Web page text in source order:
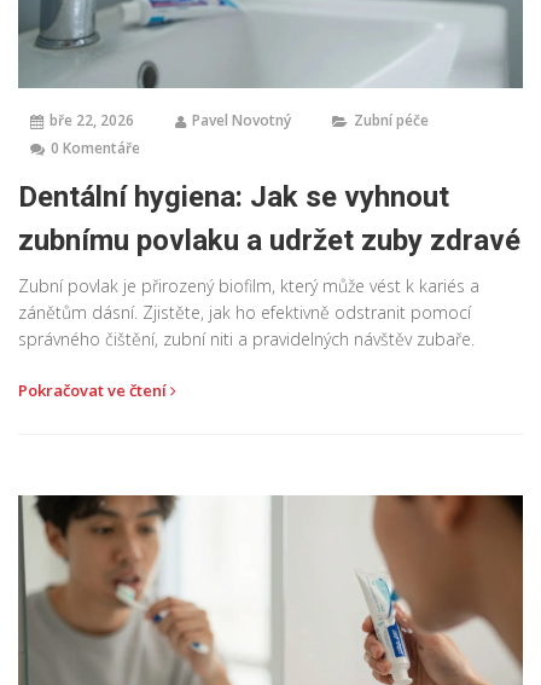
bře 22, 2026 Pavel Novotný
Zubní péče
0 Komentáře
Dentální hygiena: Jak se vyhnout
zubnímu povlaku a udržet zuby zdravé
Zubní povlak je přirozený biofilm, který může vést k kariés a
zánětům dásní. Zjistěte, jak ho efektivně odstranit pomocí
správného čištění, zubní niti a pravidelných návštěv zubaře.
Pokračovat ve čtení